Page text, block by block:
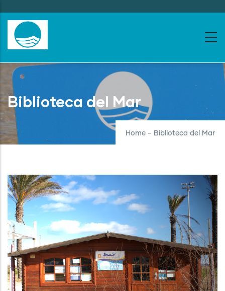
to
main
content
Biblioteca del Mar
Home - Biblioteca del Mar